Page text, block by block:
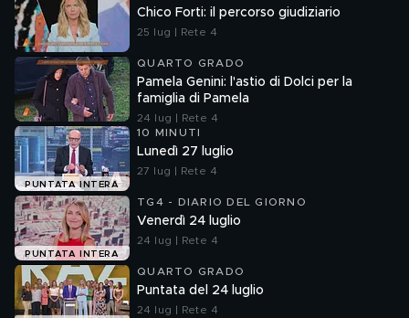
Chico Forti: il percorso giudiziario
25 lug | Rete 4
QUARTO GRADO
Pamela Genini: l'astio di Dolci per la
famiglia di Pamela
24 lug | Rete 4
PUNTATA INTERA
10 MINUTI
Lunedì 27 luglio
27 lug | Rete 4
PUNTATA INTERA
TG4 - DIARIO DEL GIORNO
Venerdì 24 luglio
24 lug | Rete 4
QUARTO GRADO
Puntata del 24 luglio
24 lug | Rete 4